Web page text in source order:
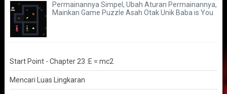
Permainannya Simpel, Ubah Aturan Permainannya,
Mainkan Game Puzzle Asah Otak Unik Baba is You
Start Point - Chapter 23 :E = mc2
Mencari Luas Lingkaran